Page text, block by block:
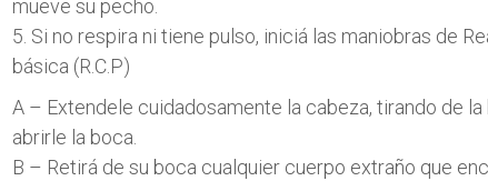
mueve su pecho.
5. Si no respira ni tiene pulso, iniciá las maniobras de
básica (R.C.P)
A – Extendele cuidadosamente la cabeza, tirando de la
abrirle la boca.
B – Retirá de su boca cualquier cuerpo extraño que